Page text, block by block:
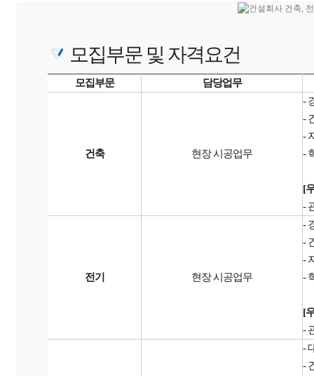
모집부문 및 자격요건
모집부문 담당업무
건축 현장 시공업무
-
-
-
-
[
-
전기 현장 시공업무
-
-
-
-
[
-
-
-